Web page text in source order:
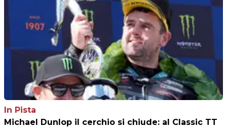
In Pista
Michael Dunlop il cerchio si chiude: al Classic TT